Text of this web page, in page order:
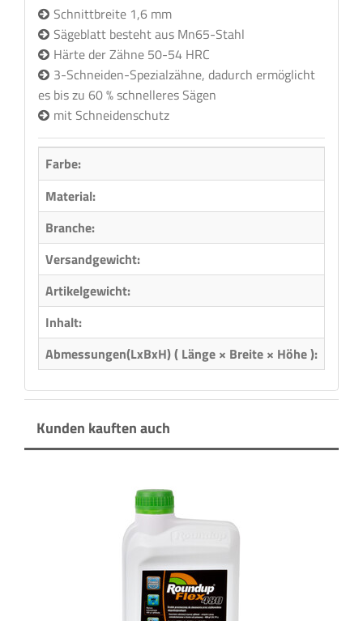
Schnittbreite 1,6 mm
Sägeblatt besteht aus Mn65-Stahl
Härte der Zähne 50-54 HRC
3-Schneiden-Spezialzähne, dadurch ermöglicht
es bis zu 60 % schnelleres Sägen
mit Schneidenschutz
Farbe:
Material:
Branche:
Versandgewicht:
Artikelgewicht:
Inhalt:
Abmessungen(LxBxH) ( Länge × Breite × Höhe ):
Kunden kauften auch